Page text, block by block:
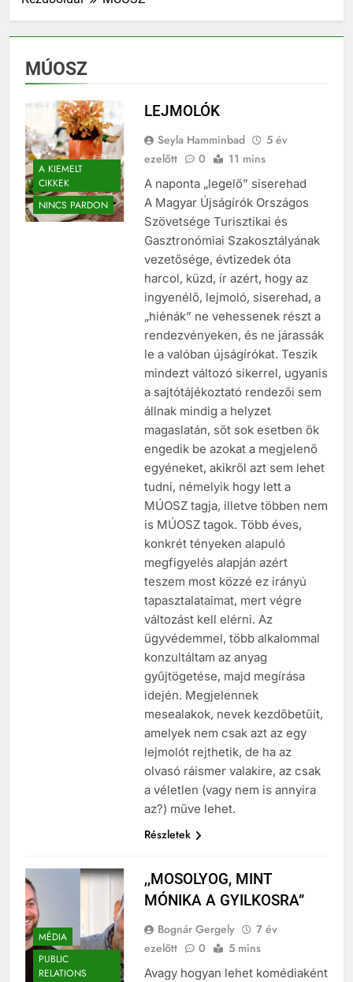
MÚOSZ
A KIEMELT
CIKKEK
NINCS PARDON
LEJMOLÓK
Seyla Hamminbad
5 év
ezelőtt
0 11 mins
A naponta „legelő” siserehad
A Magyar Újságírók Országos
Szövetsége Turisztikai és
Gasztronómiai Szakosztályának
vezetősége, évtizedek óta
harcol, küzd, ír azért, hogy az
ingyenélő, lejmoló, siserehad, a
„hiénák” ne vehessenek részt a
rendezvényeken, és ne járassák
le a valóban újságírókat. Teszik
mindezt változó sikerrel, ugyanis
a sajtótájékoztató rendezői sem
állnak mindig a helyzet
magaslatán, sőt sok esetben ők
engedik be azokat a megjelenő
egyéneket, akikről azt sem lehet
tudni, némelyik hogy lett a
MÚOSZ tagja, illetve többen nem
is MÚOSZ tagok. Több éves,
konkrét tényeken alapuló
megfigyelés alapján azért
teszem most közzé ez irányú
tapasztalataimat, mert végre
változást kell elérni. Az
ügyvédemmel, több alkalommal
konzultáltam az anyag
gyűjtögetése, majd megírása
idején. Megjelennek
mesealakok, nevek kezdőbetűit,
amelyek nem csak azt az egy
lejmolót rejthetik, de ha az
olvasó ráismer valakire, az csak
a véletlen (vagy nem is annyira
az?) műve lehet.
Részletek
MÉDIA
PUBLIC
RELATIONS
,,MOSOLYOG, MINT
MÓNIKA A GYILKOSRA”
Bognár Gergely
7 év
ezelőtt
0 5 mins
Avagy hogyan lehet komédiaként